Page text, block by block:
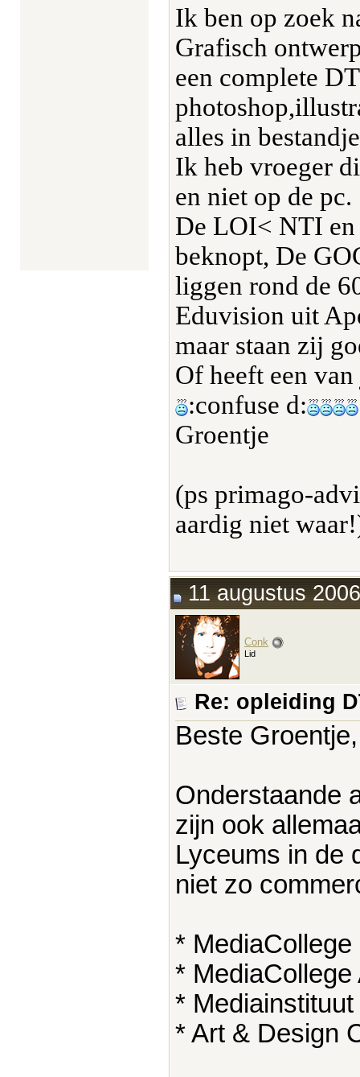
Ik ben op zoek
Grafisch
een complete
alles in
Ik heb vroeger
en niet op de pc.
De LOI< NTI
beknopt, De
liggen rond de
Eduvision uit
maar staan zij
Of heeft een
:confuse d:
Groentje
(ps primago-
aardig niet
11 augustus
Conk
Lid
Re: opleiding
Beste Groentje,
Onderstaande
zijn ook
Lyceums in de
niet zo
*
*
*
* Art & Design